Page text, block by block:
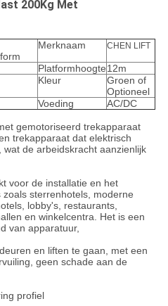
200Kg Met
Merknaam CHEN LIFT
Platformhoogte12m
Kleur
Groen of
Optioneel
Voeding
AC/DC
gemotoriseerd trekapparaat
trekapparaat dat elektrisch
de arbeidskracht aanzienlijk
voor de installatie en het
sterrenhotels, moderne
lobby's, restaurants,
en winkelcentra. Het is een
van apparatuur,
en liften te gaan, met een
geen schade aan de
profiel